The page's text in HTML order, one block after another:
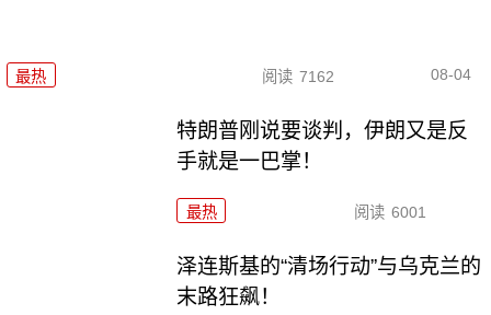
最热 阅读 7162 08-04
特朗普刚说要谈判，伊朗又是反
手就是一巴掌！
最热 阅读 6001
泽连斯基的“清场行动”与乌克兰的
末路狂飙！